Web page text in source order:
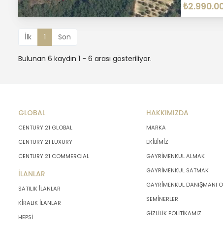
İlk 1 Son
Bulunan 6 kaydın 1 - 6 arası gösteriliyor.
GLOBAL
CENTURY 21 GLOBAL
CENTURY 21 LUXURY
CENTURY 21 COMMERCIAL
İLANLAR
SATILIK İLANLAR
KİRALIK İLANLAR
HEPSİ
HAKKIMIZDA
MARKA
EKİBİMİZ
GAYRİMENKUL ALMAK
GAYRİMENKUL SATMAK
GAYRİMENKUL DANIŞMANI
SEMİNERLER
GİZLİLİK POLİTİKAMIZ